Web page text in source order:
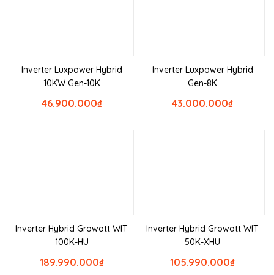
Inverter Luxpower Hybrid
10KW Gen-10K
₫
46.900.000
Inverter Luxpower Hybrid
Gen-8K
₫
43.000.000
Inverter Hybrid Growatt WIT
100K-HU
₫
189.990.000
Inverter Hybrid Growatt WIT
50K-XHU
₫
105.990.000